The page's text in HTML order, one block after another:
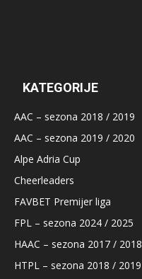
KATEGORIJE
AAC – sezona 2018 / 2019
AAC – sezona 2019 / 2020
Alpe Adria Cup
Cheerleaders
FAVBET Premijer liga
FPL – sezona 2024 / 2025
HAAC – sezona 2017 / 2018
HTPL – sezona 2018 / 2019